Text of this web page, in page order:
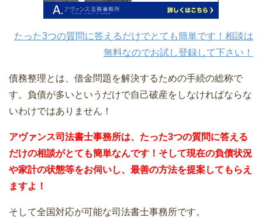
たった3つの質問に答えるだけでとても簡単です！相談は
無料なのでお試し登録して下さい！
債務整理とは、借金問題を解決するための手続の総称で
す。負債が多いというだけで自己破産をしなければならな
いわけではありません！
アヴァンス司法書士事務所は、 たった3つの質問に答える
だけの相談がとても簡単なんです！そして現在の負債状況
や家計の状態等をお伺いし、最善の方法を提案してもらえ
ますよ！
そして全国対応が可能な司法書士事務所です。